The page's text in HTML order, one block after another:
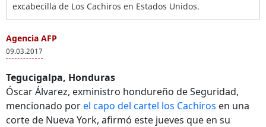
excabecilla de Los Cachiros en Estados Unidos.
Agencia AFP
09.03.2017
Tegucigalpa, Honduras
Óscar Álvarez, exministro hondureño de Seguridad,
mencionado porel capo del cartel los Cachiros en una
corte de Nueva York, afirmó este jueves que en su